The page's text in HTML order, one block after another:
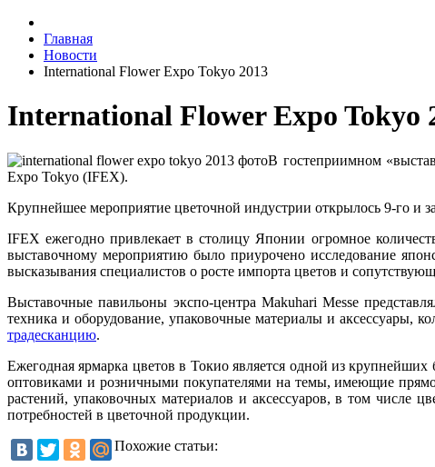
Главная
Новости
International Flower Expo Tokyo 2013
International Flower Expo Tokyo
В гостеприимном
Expo Tokyo (IFEX).
Крупнейшее мероприятие цветочной индустрии открылось 9-го и
IFEX ежегодно привлекает в столицу Японии огромное
выставочному мероприятию было приурочено исследование
высказывания специалистов о росте импорта цветов и
Выставочные павильоны экспо-центра Makuhari Messe
техника и оборудование, упаковочные материалы и аксессуары,
традесканцию.
Ежегодная ярмарка цветов в Токио является одной из
оптовиками и розничными покупателями на темы, имеющие
растений, упаковочных материалов и аксессуаров, в том числе
потребностей в цветочной продукции.
Похожие статьи: